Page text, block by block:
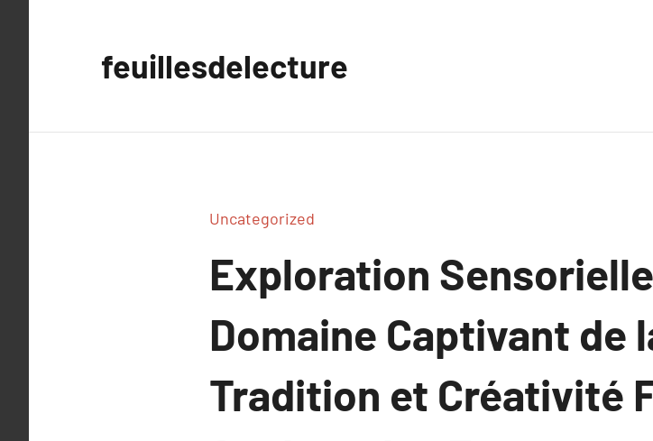
feuillesdelecture
Uncategorized
Exploration
Domaine Captivant de
Tradition et Créativité